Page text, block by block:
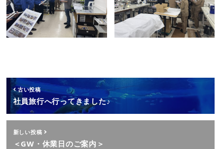
古い投稿
社員旅行へ行ってきました♪
新しい投稿
＜GW・休業日のご案内＞